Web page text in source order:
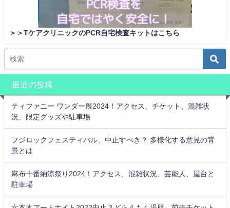
＞＞TケアクリニックのPCR自宅検査キットはこちら
最近の投稿
ティファニー ワンダー展2024！アクセス、チケット、混雑状
況、限定グッズや駐車場
フジロックフェスティバル、中止すべき？ 多様化する意見の背
景とは
麻布十番納涼祭り2024！アクセス、混雑状況、芸能人、屋台と
駐車場